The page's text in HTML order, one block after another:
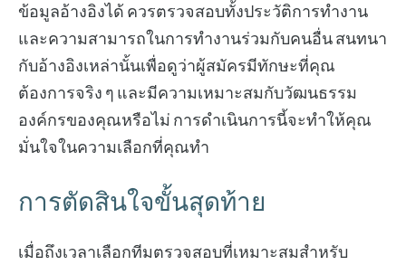
ข้อมูลอ้างอิงได้ ควรตรวจสอบทั้งประวัติการทำงาน
และความสามารถในการทำงานร่วมกับคนอื่น สนทนา
กับอ้างอิงเหล่านั้นเพื่อดูว่าผู้สมัครมีทักษะที่คุณ
ต้องการจริง ๆ และมีความเหมาะสมกับวัฒนธรรม
องค์กรของคุณหรือไม่ การดำเนินการนี้จะทำให้คุณ
มั่นใจในความเลือกที่คุณทำ
การตัดสินใจขั้นสุดท้าย
เมื่อถึงเวลาเลือกทีมตรวจสอบที่เหมาะสมสำหรับ